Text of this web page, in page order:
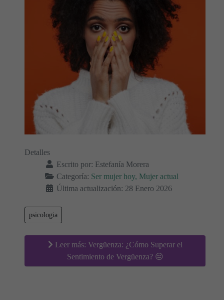
Detalles
Escrito por: Estefanía Morera
Categoría: Ser mujer hoy, Mujer actual
Última actualización: 28 Enero 2026
psicologia
Leer más: Vergüenza: ¿Cómo Superar el
Sentimiento de Vergüenza? 😔